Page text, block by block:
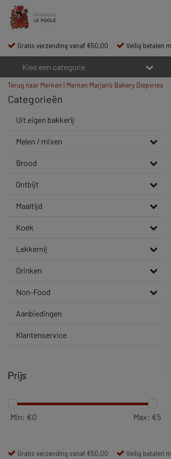
Gratis verzending vanaf €50,00 Veilig betalen
Kies een categorie
Terug naar Merken | Merken Marjan's Bakery Diepvries
Categorieën
Uit eigen bakkerij
Melen / mixen
Brood
Ontbijt
Maaltijd
Koek
Lekkernij
Drinken
Non-Food
Aanbiedingen
Klantenservice
Prijs
Min: €0 Max: €5
Gratis verzending vanaf €50,00 Veilig betalen